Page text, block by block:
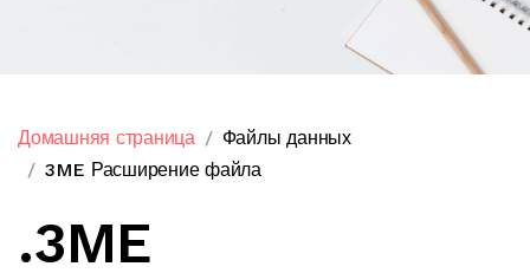
Домашняя страница
Файлы данных
3ME Расширение файла
.3ME